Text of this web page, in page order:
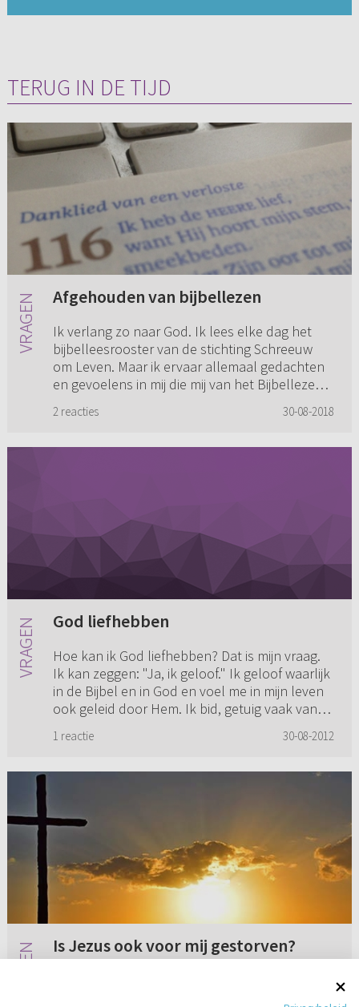
TERUG IN DE TIJD
Afgehouden van bijbellezen
Ik verlang zo naar God. Ik lees elke dag het
bijbelleesrooster van de stichting Schreeuw
om Leven. Maar ik ervaar allemaal gedachten
en gevoelens in mij die mij van het Bijbellezen
2 reacties 30-08-2018
God liefhebben
Hoe kan ik God liefhebben? Dat is mijn vraag.
Ik kan zeggen: "Ja, ik geloof." Ik geloof waarlijk
in de Bijbel en in God en voel me in mijn leven
ook geleid door Hem. Ik bid, getuig vaak van
1 reactie 30-08-2012
Is Jezus ook voor mij gestorven?